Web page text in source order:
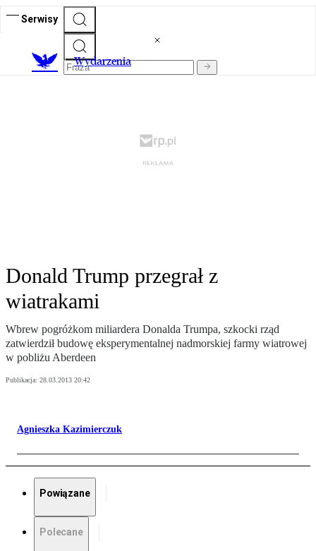
Serwisy
Wydarzenia
Donald Trump przegrał z
wiatrakami
Wbrew pogróżkom miliardera Donalda Trumpa, szkocki rząd
zatwierdził budowę eksperymentalnej nadmorskiej farmy wiatrowej
w pobliżu Aberdeen
Publikacja: 28.03.2013 20:42
Agnieszka Kazimierczuk
Powiązane
Polecane